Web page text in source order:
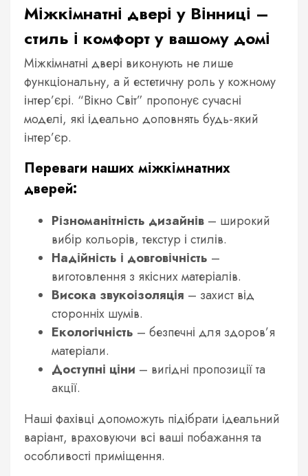
Міжкімнатні двері у Вінниці –
стиль і комфорт у вашому домі
Міжкімнатні двері виконують не лише
функціональну, а й естетичну роль у кожному
інтер’єрі. “Вікно Світ” пропонує сучасні
моделі, які ідеально доповнять будь-який
інтер’єр.
Переваги наших міжкімнатних
дверей:
Різноманітність дизайнів – широкий
вибір кольорів, текстур і стилів.
Надійність і довговічність –
виготовлення з якісних матеріалів.
Висока звукоізоляція – захист від
сторонніх шумів.
Екологічність – безпечні для здоров’я
матеріали.
Доступні ціни – вигідні пропозиції та
акції.
Наші фахівці допоможуть підібрати ідеальний
варіант, враховуючи всі ваші побажання та
особливості приміщення.